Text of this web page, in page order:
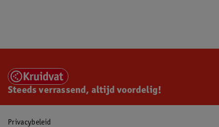
Steeds verrassend, altijd voordelig!
Privacybeleid